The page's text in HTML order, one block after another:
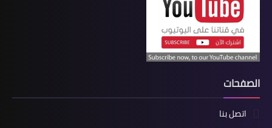
الصفحات
اتصل بنا